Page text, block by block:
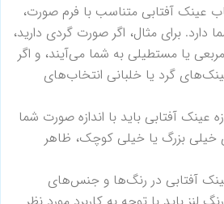
عینک آفتابی متناسب با فرم صورت،
دارد. برای مثال، اگر صورت گردی دارید،
یا مستطیلی به شما می‌آیند، و اگر
گرد یا خلبانی انتخاب‌های
عینک آفتابی باید با اندازه صورت شما
بزرگ یا خیلی کوچک، ظاهر
آفتابی در رنگ‌ها و جنس‌های